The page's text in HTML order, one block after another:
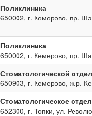
Поликлиника
650002, г. Кемерово, пр.
Поликлиника
650002, г. Кемерово, пр.
Стоматологической
650903, г. Кемерово, ж.р.
Стоматологическое
652300, г. Топки, ул.